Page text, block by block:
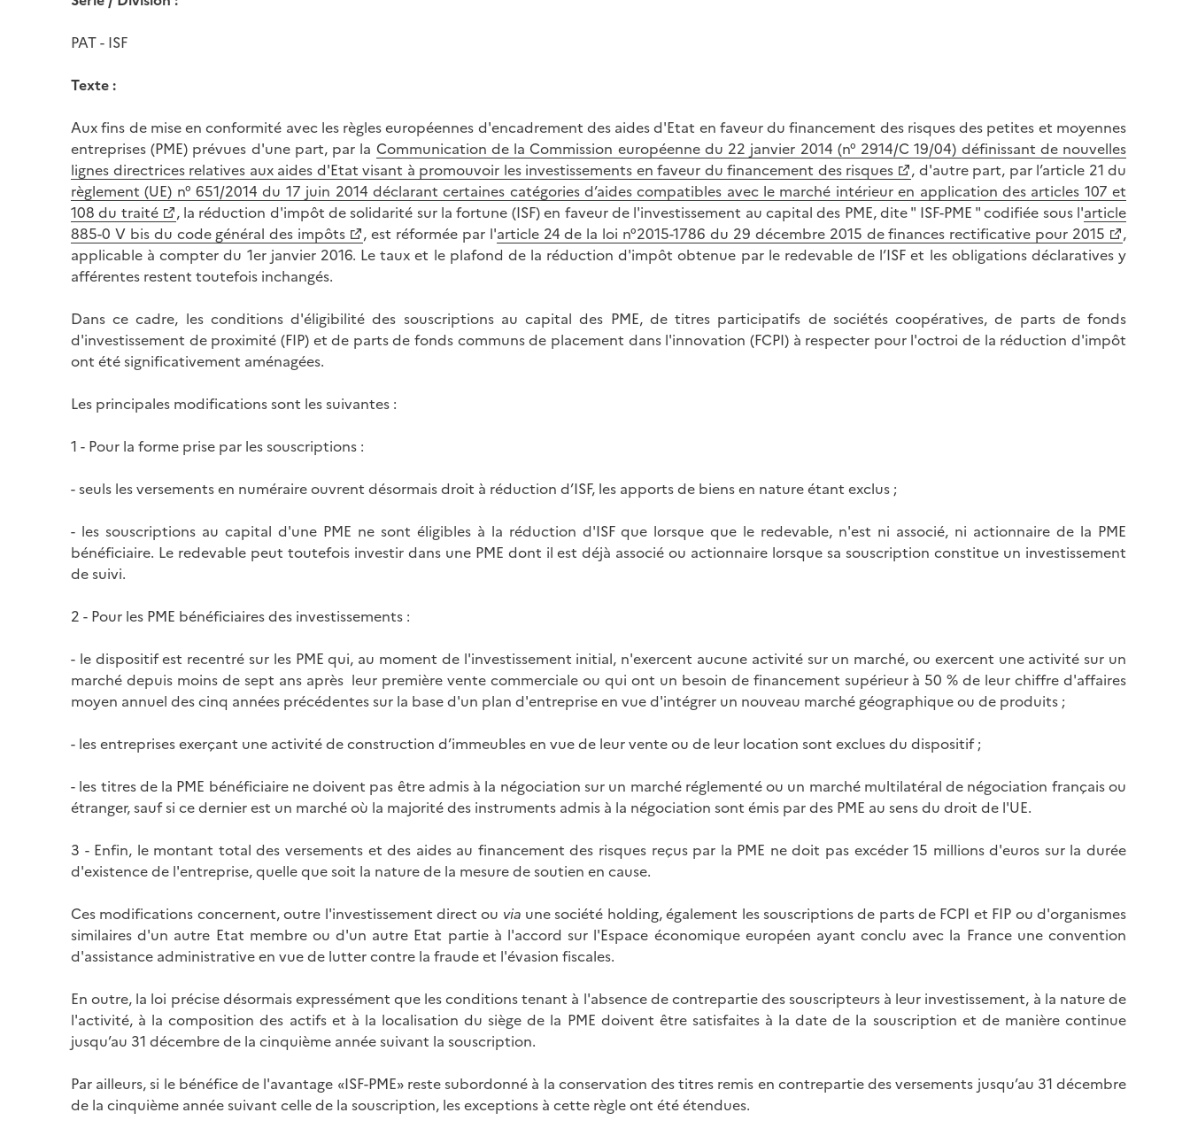
PAT - ISF
Texte :
Aux fins de mise en conformité avec les règles européennes d'encadrement des aides d'Etat en faveur du financement des risques des petites et moyennes
entreprises (PME) prévues d'une part, par la Communication de la Commission européenne du 22 janvier 2014 (n° 2914/C 19/04) définissant de nouvelles
lignes directrices relatives aux aides d'Etat visant à promouvoir les investissements en faveur du financement des risques
, d'autre part, par l’article 21 du
règlement (UE) n° 651/2014 du 17 juin 2014 déclarant certaines catégories d’aides compatibles avec le marché intérieur en application des articles 107 et
108 du traité
, la réduction d'impôt de solidarité sur la fortune (ISF) en faveur de l'investissement au capital des PME, dite " ISF-PME " codifiée sous l'article
885-0 V bis du code général des impôts
, est réformée par l'article 24 de la loi n°2015-1786 du 29 décembre 2015 de finances rectificative pour 2015
,
applicable à compter du 1er janvier 2016. Le taux et le plafond de la réduction d'impôt obtenue par le redevable de l’ISF et les obligations déclaratives y
afférentes restent toutefois inchangés.
Dans ce cadre, les conditions d'éligibilité des souscriptions au capital des PME, de titres participatifs de sociétés coopératives, de parts de fonds
d'investissement de proximité (FIP) et de parts de fonds communs de placement dans l'innovation (FCPI) à respecter pour l'octroi de la réduction d'impôt
ont été significativement aménagées.
Les principales modifications sont les suivantes :
1 - Pour la forme prise par les souscriptions :
- seuls les versements en numéraire ouvrent désormais droit à réduction d’ISF, les apports de biens en nature étant exclus ;
- les souscriptions au capital d'une PME ne sont éligibles à la réduction d'ISF que lorsque que le redevable, n'est ni associé, ni actionnaire de la PME
bénéficiaire. Le redevable peut toutefois investir dans une PME dont il est déjà associé ou actionnaire lorsque sa souscription constitue un investissement
de suivi.
2 - Pour les PME bénéficiaires des investissements :
- le dispositif est recentré sur les PME qui, au moment de l'investissement initial, n'exercent aucune activité sur un marché, ou exercent une activité sur un
marché depuis moins de sept ans après leur première vente commerciale ou qui ont un besoin de financement supérieur à 50 % de leur chiffre d'affaires
moyen annuel des cinq années précédentes sur la base d'un plan d'entreprise en vue d'intégrer un nouveau marché géographique ou de produits ;
- les entreprises exerçant une activité de construction d’immeubles en vue de leur vente ou de leur location sont exclues du dispositif ;
- les titres de la PME bénéficiaire ne doivent pas être admis à la négociation sur un marché réglementé ou un marché multilatéral de négociation français ou
étranger, sauf si ce dernier est un marché où la majorité des instruments admis à la négociation sont émis par des PME au sens du droit de l'UE.
3 - Enfin, le montant total des versements et des aides au financement des risques reçus par la PME ne doit pas excéder 15 millions d'euros sur la durée
d'existence de l'entreprise, quelle que soit la nature de la mesure de soutien en cause.
Ces modifications concernent, outre l'investissement direct ou via une société holding, également les souscriptions de parts de FCPI et FIP ou d'organismes
similaires d'un autre Etat membre ou d'un autre Etat partie à l'accord sur l'Espace économique européen ayant conclu avec la France une convention
d'assistance administrative en vue de lutter contre la fraude et l'évasion fiscales.
En outre, la loi précise désormais expressément que les conditions tenant à l'absence de contrepartie des souscripteurs à leur investissement, à la nature de
l'activité, à la composition des actifs et à la localisation du siège de la PME doivent être satisfaites à la date de la souscription et de manière continue
jusqu’au 31 décembre de la cinquième année suivant la souscription.
Par ailleurs, si le bénéfice de l'avantage «ISF-PME» reste subordonné à la conservation des titres remis en contrepartie des versements jusqu’au 31 décembre
de la cinquième année suivant celle de la souscription, les exceptions à cette règle ont été étendues.